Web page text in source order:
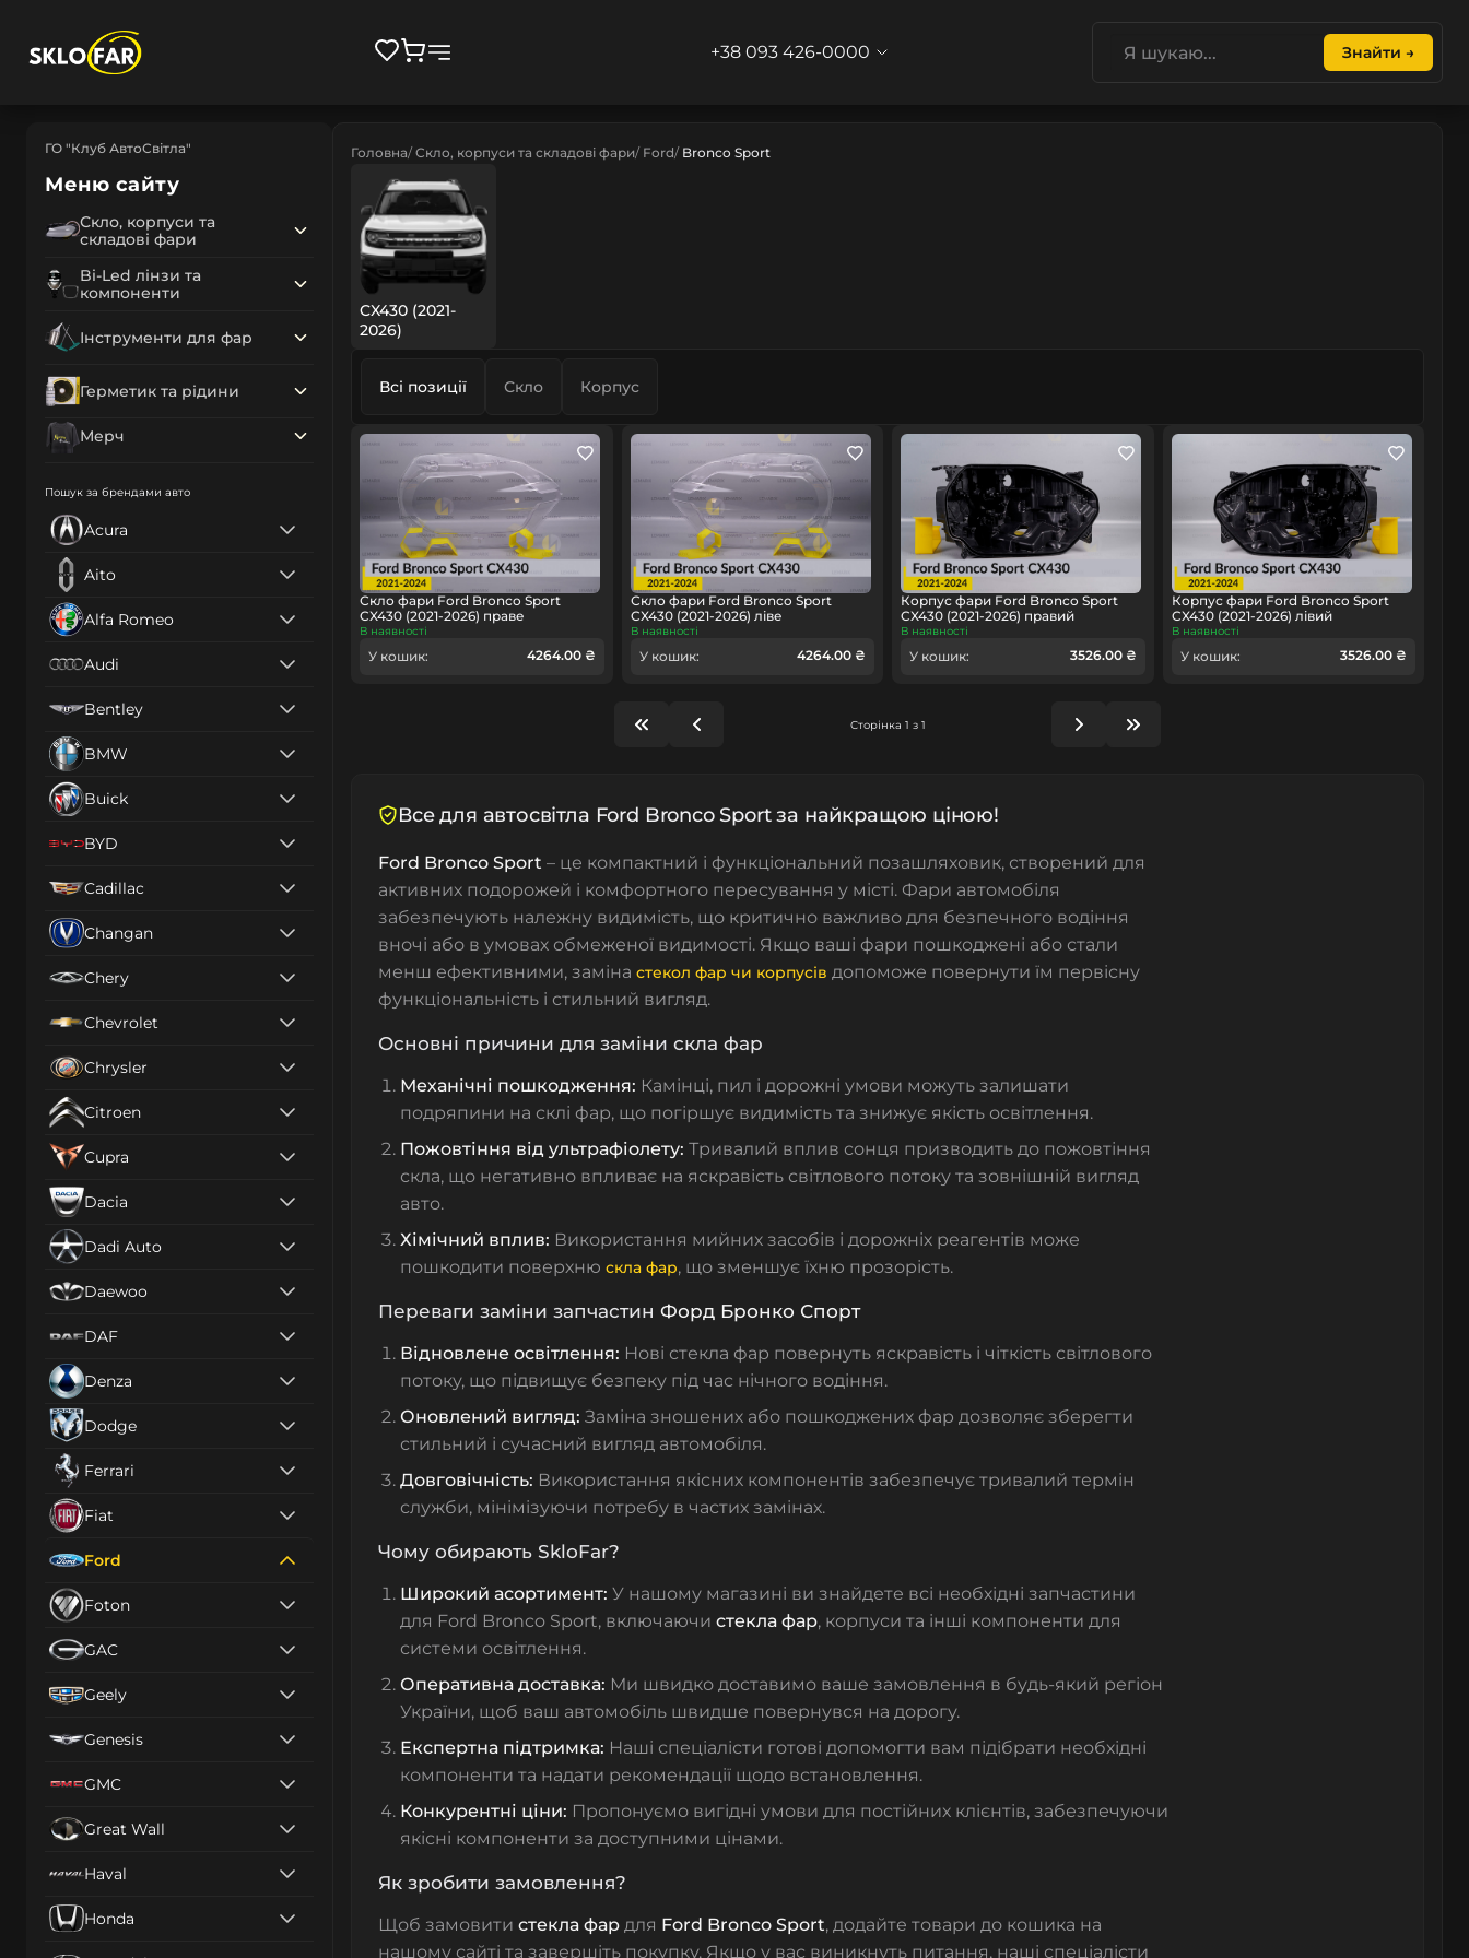
+38 093 426-0000 Знайти →
ГО "Клуб АвтоСвітла"
Меню сайту
Скло, корпуси та
складові фари
Bi-Led лінзи та
компоненти
Інструменти для фар
Герметик та рідини
Мерч
Пошук за брендами авто
Acura
Aito
Alfa Romeo
Audi
Bentley
BMW
Buick
BYD
Cadillac
Changan
Chery
Chevrolet
Chrysler
Citroen
Cupra
Dacia
Dadi Auto
Daewoo
DAF
Denza
Dodge
Ferrari
Fiat
Ford
Foton
GAC
Geely
Genesis
GMC
Great Wall
Haval
Honda
Головна Скло, корпуси та складові фари Ford Bronco Sport
CX430 (2021-
2026)
Всі позиції Скло Корпус
Скло фари Ford Bronco Sport
CX430 (2021-2026) праве
В наявності
У кошик: 4264.00 ₴
Скло фари Ford Bronco Sport
CX430 (2021-2026) ліве
В наявності
У кошик: 4264.00 ₴
Корпус фари Ford Bronco Sport
CX430 (2021-2026) правий
В наявності
У кошик: 3526.00 ₴
Корпус фари Ford Bronco Sport
CX430 (2021-2026) лівий
В наявності
У кошик: 3526.00 ₴
Сторінка 1 з 1
Все для автосвітла Ford Bronco Sport за найкращою ціною!
Ford Bronco Sport – це компактний і функціональний позашляховик, створений для
активних подорожей і комфортного пересування у місті. Фари автомобіля
забезпечують належну видимість, що критично важливо для безпечного водіння
вночі або в умовах обмеженої видимості. Якщо ваші фари пошкоджені або стали
менш ефективними, заміна стекол фар чи корпусів допоможе повернути їм первісну
функціональність і стильний вигляд.
Основні причини для заміни скла фар
Механічні пошкодження: Камінці, пил і дорожні умови можуть залишати
подряпини на склі фар, що погіршує видимість та знижує якість освітлення.
Пожовтіння від ультрафіолету: Тривалий вплив сонця призводить до пожовтіння
скла, що негативно впливає на яскравість світлового потоку та зовнішній вигляд
авто.
Хімічний вплив: Використання мийних засобів і дорожніх реагентів може
пошкодити поверхню скла фар, що зменшує їхню прозорість.
Переваги заміни запчастин Форд Бронко Спорт
Відновлене освітлення: Нові стекла фар повернуть яскравість і чіткість світлового
потоку, що підвищує безпеку під час нічного водіння.
Оновлений вигляд: Заміна зношених або пошкоджених фар дозволяє зберегти
стильний і сучасний вигляд автомобіля.
Довговічність: Використання якісних компонентів забезпечує тривалий термін
служби, мінімізуючи потребу в частих замінах.
Чому обирають SkloFar?
Широкий асортимент: У нашому магазині ви знайдете всі необхідні запчастини
для Ford Bronco Sport, включаючи стекла фар, корпуси та інші компоненти для
системи освітлення.
Оперативна доставка: Ми швидко доставимо ваше замовлення в будь-який регіон
України, щоб ваш автомобіль швидше повернувся на дорогу.
Експертна підтримка: Наші спеціалісти готові допомогти вам підібрати необхідні
компоненти та надати рекомендації щодо встановлення.
Конкурентні ціни: Пропонуємо вигідні умови для постійних клієнтів, забезпечуючи
якісні компоненти за доступними цінами.
Як зробити замовлення?
Щоб замовити стекла фар для Ford Bronco Sport, додайте товари до кошика на
нашому сайті та завершіть покупку. Якщо у вас виникнуть питання, наші спеціалісти